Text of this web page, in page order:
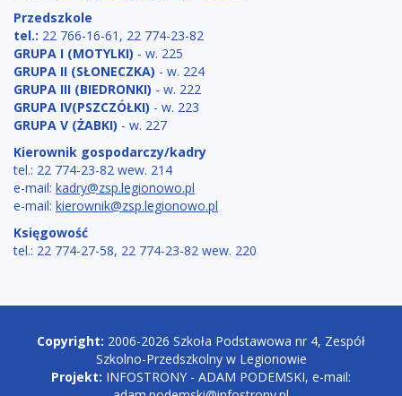
Przedszkole
tel.: 22 766-16-61, 22 774-23-82
GRUPA I (MOTYLKI) - w. 225
GRUPA II (SŁONECZKA) - w. 224
GRUPA III (BIEDRONKI) - w. 222
GRUPA IV(PSZCZÓŁKI) - w. 223
GRUPA V (ŻABKI) - w. 227
Kierownik gospodarczy/kadry
tel.: 22 774-23-82 wew. 214
e-mail: kadry@zsp.legionowo.pl
e-mail: kierownik@zsp.legionowo.pl
Księgowość
tel.: 22 774-27-58, 22 774-23-82 wew. 220
Copyright
Copyright: 2006-2026 Szkoła Podstawowa nr 4, Zespół
Szkolno-Przedszkolny w Legionowie
Projekt: INFOSTRONY - ADAM PODEMSKI, e-mail: